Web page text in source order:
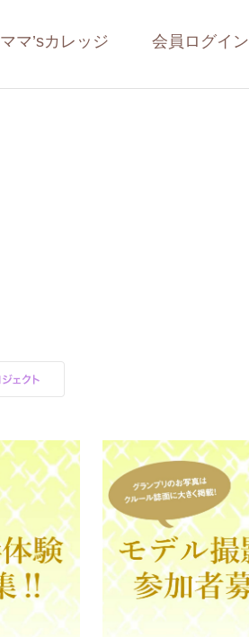
ママ’sカレッジ 会員ログイン